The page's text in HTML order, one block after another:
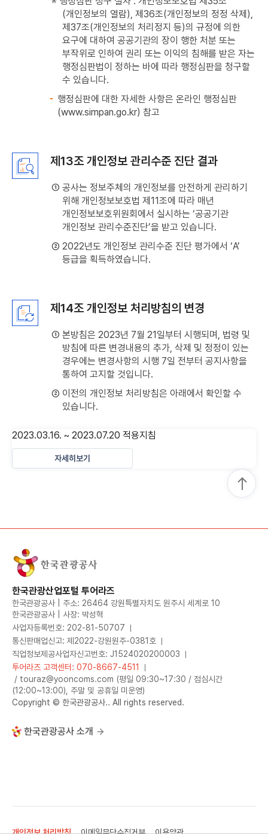
(개인정보의 열람), 제36조(개인정보의 정정 삭제),
제37조(개인정보의 처리정지 등)의 규정에 의한
요구에 대하여 공공기관의 장이 행한 처분 또는
부작위로 인하여 권리 또는 이익의 침해를 받은 자는
행정심판법이 정하는 바에 따라 행정심판을 청구할
수 있습니다.
행정심판에 대한 자세한 사항은 온라인 행정심판
(www.simpan.go.kr) 참고
제13조 개인정보 관리수준 진단 결과
① 공사는 정보주체의 개인정보를 안전하게 관리하기
위해 개인정보보호법 제11조에 따라 매년
개인정보보호위원회에서 실시하는 ‘공공기관
개인정보 관리수준진단’을 받고 있습니다.
② 2022년도 개인정보 관리수준 진단 평가에서 ‘A’
등급을 획득하였습니다.
제14조 개인정보 처리방침의 변경
① 본방침은 2023년 7월 21일부터 시행되며, 법령 및
방침에 따른 변경내용의 추가, 삭제 및 정정이 있는
경우에는 변경사항의 시행 7일 전부터 공지사항을
통하여 고지할 것입니다.
② 이전의 개인정보 처리방침은 아래에서 확인할 수
있습니다.
2023.03.16. ~ 2023.07.20 적용지침
자세히보기
한국관광산업포털 투어라즈
한국관광공사 | 주소: 26464 강원특별자치도 원주시 세계로 10
한국관광공사 | 사장: 박성혁
사업자등록번호: 202-81-50707
통신판매업신고: 제2022-강원원주-0381호
직업정보제공사업자신고번호: J1524020200003
투어라즈 고객센터: 070-8667-4511
/ touraz@yooncoms.com (평일 09:30~17:30 / 점심시간
(12:00~13:00), 주말 및 공휴일 미운영)
Copyright © 한국관광공사.. All rights reserved.
한국관광공사 소개